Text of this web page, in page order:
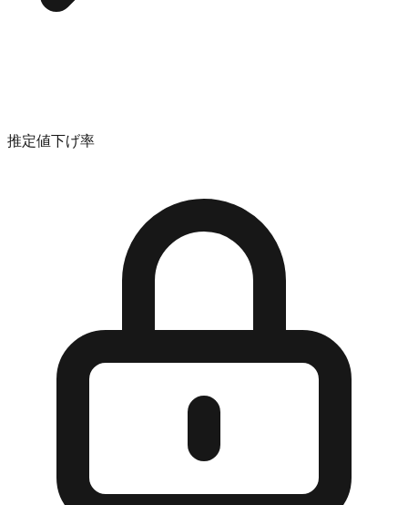
推定値下げ率